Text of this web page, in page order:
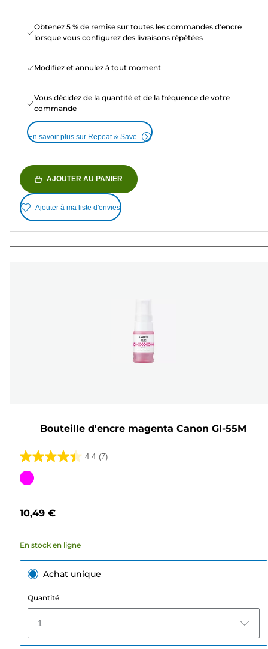
Obtenez 5 % de remise sur toutes les commandes d'encre
lorsque vous configurez des livraisons répétées
Modifiez et annulez à tout moment
Vous décidez de la quantité et de la fréquence de votre
commande
En savoir plus sur Repeat & Save
AJOUTER AU PANIER
Ajouter à ma liste d'envies
Bouteille d'encre magenta Canon GI-55M
4.4 (7)
4.4
sur
Cartouche
10,49 €
En stock en ligne
Achat unique
Quantité
1